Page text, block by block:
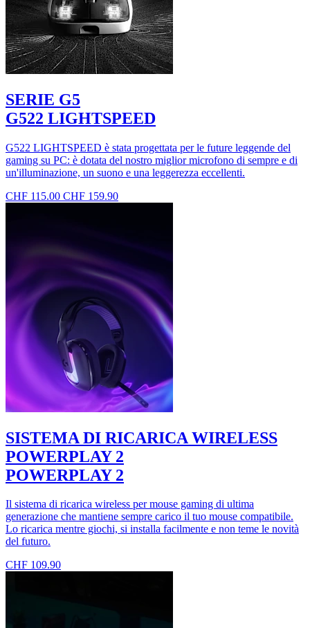
SERIE G5
G522 LIGHTSPEED
G522 LIGHTSPEED è stata progettata per le future leggende del
gaming su PC: è dotata del nostro miglior microfono di sempre e di
un'illuminazione, un suono e una leggerezza eccellenti.
CHF 115.00 CHF 159.90
SISTEMA DI RICARICA WIRELESS
POWERPLAY 2
POWERPLAY 2
Il sistema di ricarica wireless per mouse gaming di ultima
generazione che mantiene sempre carico il tuo mouse compatibile.
Lo ricarica mentre giochi, si installa facilmente e non teme le novità
del futuro.
CHF 109.90